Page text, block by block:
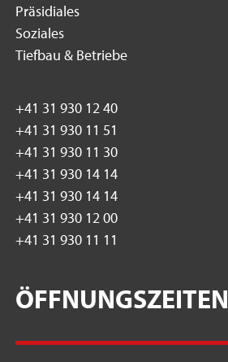
Präsidiales
Soziales
Tiefbau & Betriebe
+41 31 930 12 40
+41 31 930 11 51
+41 31 930 11 30
+41 31 930 14 14
+41 31 930 14 14
+41 31 930 12 00
+41 31 930 11 11
ÖFFNUNGSZEITEN